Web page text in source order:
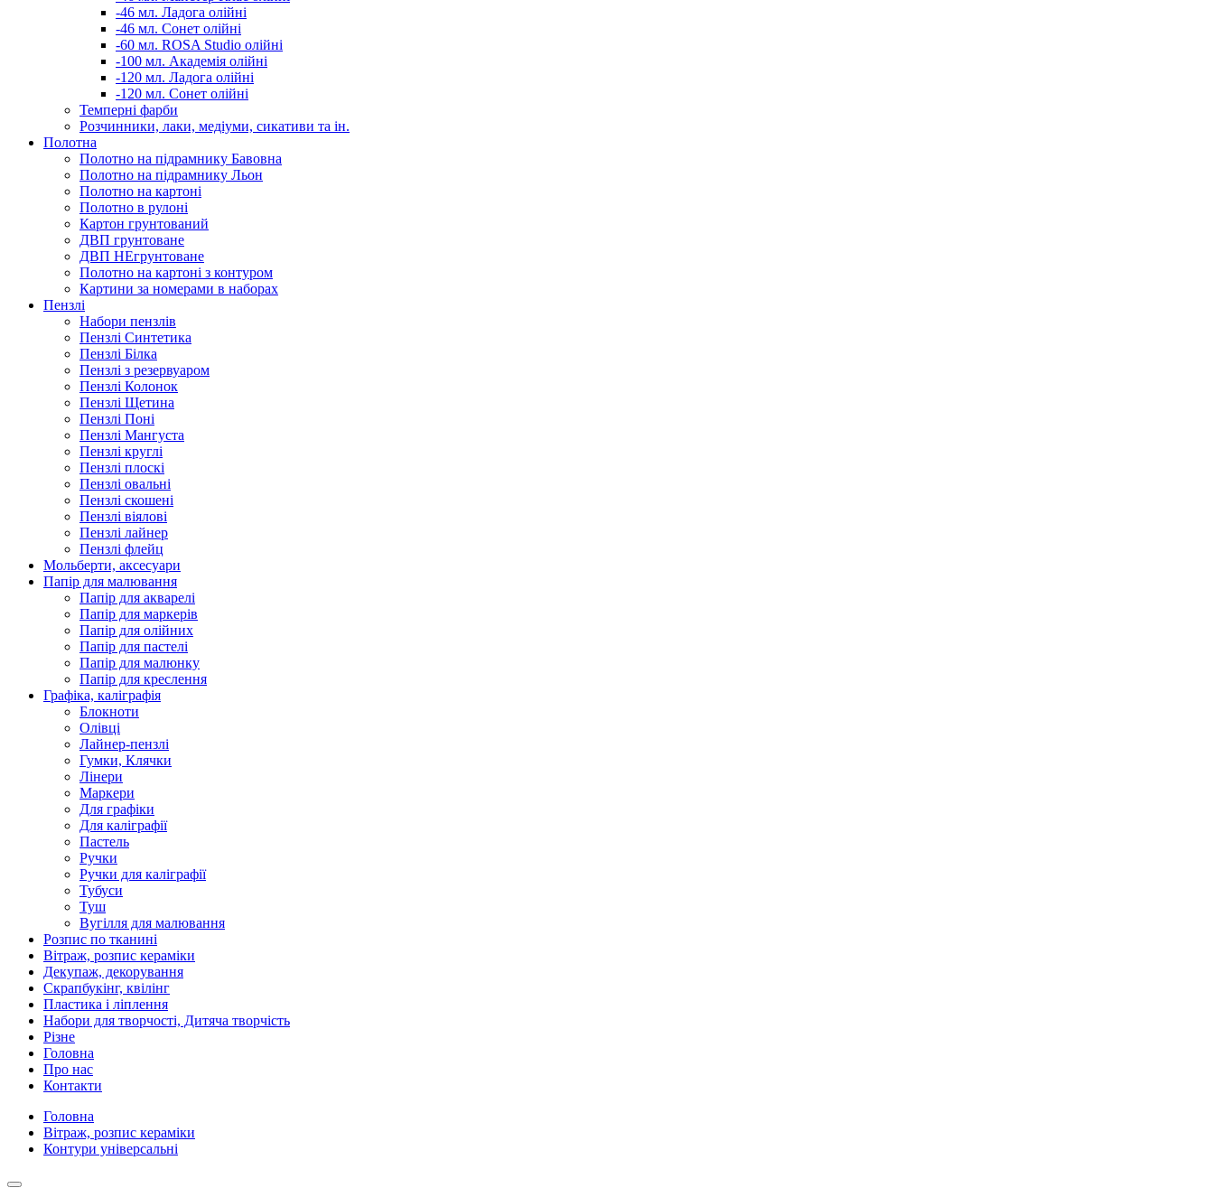
-46 мл. Ладога олійні
-46 мл. Сонет олійні
-60 мл. ROSA Studio олійні
-100 мл. Академія олійні
-120 мл. Ладога олійні
-120 мл. Сонет олійні
Темперні фарби
Розчинники, лаки, медіуми, сикативи та ін.
Полотна
Полотно на підрамнику Бавовна
Полотно на підрамнику Льон
Полотно на картоні
Полотно в рулоні
Картон грунтований
ДВП грунтоване
ДВП НЕгрунтоване
Полотно на картоні з контуром
Картини за номерами в наборах
Пензлі
Набори пензлів
Пензлі Синтетика
Пензлі Білка
Пензлі з резервуаром
Пензлі Колонок
Пензлі Щетина
Пензлі Поні
Пензлі Мангуста
Пензлі круглі
Пензлі плоскі
Пензлі овальні
Пензлі скошені
Пензлі віялові
Пензлі лайнер
Пензлі флейц
Мольберти, аксесуари
Папір для малювання
Папір для акварелі
Папір для маркерів
Папір для олійних
Папір для пастелі
Папір для малюнку
Папір для креслення
Графіка, каліграфія
Блокноти
Олівці
Лайнер-пензлі
Гумки, Клячки
Лінери
Маркери
Для графіки
Для каліграфії
Пастель
Ручки
Ручки для каліграфії
Тубуси
Туш
Вугілля для малювання
Розпис по тканині
Вітраж, розпис кераміки
Декупаж, декорування
Скрапбукінг, квілінг
Пластика і ліплення
Набори для творчості, Дитяча творчість
Різне
Головна
Про нас
Контакти
Головна
Вітраж, розпис кераміки
Контури універсальні